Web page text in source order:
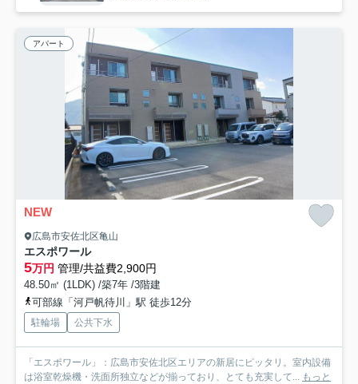
アパート
NEW
広島市安佐北区亀山
エスポワール
5万円 管理/共益費2,900円
48.50㎡ (1LDK) /築7年 /3階建
可部線「河戸帆待川」駅 徒歩12分
駐輪場 公共下水
「エスポワール」：広島市安佐北区エリアの新居にピッタリ。室内設備
は浴室乾燥機・洗面所独立などが揃っており、とても充実して...
もっと